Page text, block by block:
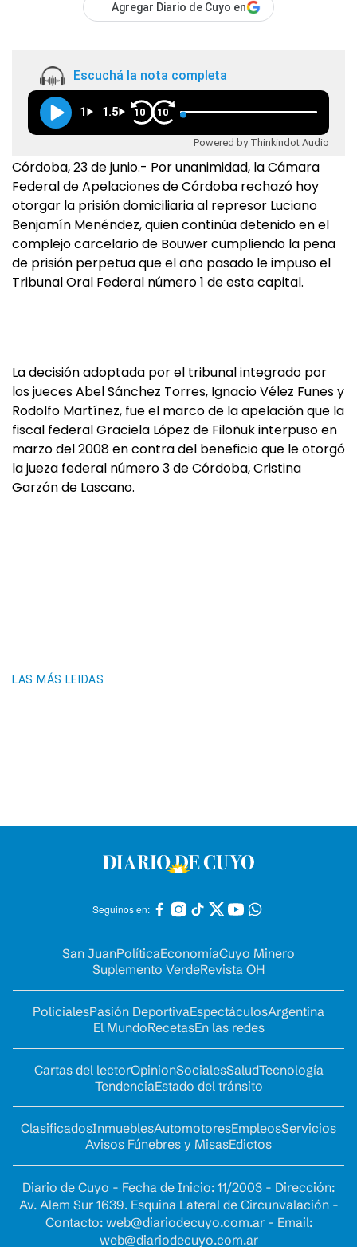
Agregar Diario de Cuyo en
Escuchá la nota completa
1 1.5 10 10
Powered by Thinkindot Audio
Córdoba, 23 de junio.- Por unanimidad, la Cámara
Federal de Apelaciones de Córdoba rechazó hoy
otorgar la prisión domiciliaria al represor Luciano
Benjamín Menéndez, quien continúa detenido en el
complejo carcelario de Bouwer cumpliendo la pena
de prisión perpetua que el año pasado le impuso el
Tribunal Oral Federal número 1 de esta capital.
La decisión adoptada por el tribunal integrado por
los jueces Abel Sánchez Torres, Ignacio Vélez Funes y
Rodolfo Martínez, fue el marco de la apelación que la
fiscal federal Graciela López de Filoñuk interpuso en
marzo del 2008 en contra del beneficio que le otorgó
la jueza federal número 3 de Córdoba, Cristina
Garzón de Lascano.
LAS MÁS LEIDAS
Seguinos en:
San JuanPolíticaEconomíaCuyo Minero
Suplemento VerdeRevista OH
PolicialesPasión DeportivaEspectáculosArgentina
El MundoRecetasEn las redes
Cartas del lectorOpinionSocialesSaludTecnología
TendenciaEstado del tránsito
ClasificadosInmueblesAutomotoresEmpleosServicios
Avisos Fúnebres y MisasEdictos
Diario de Cuyo - Fecha de Inicio: 11/2003 - Dirección:
Av. Alem Sur 1639. Esquina Lateral de Circunvalación -
Contacto: web@diariodecuyo.com.ar- Email:
web@diariodecuyo.com.ar